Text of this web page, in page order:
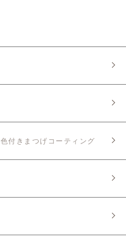
色付きまつげコーティング